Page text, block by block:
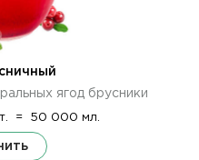
ягод брусники
= 50 000 мл.